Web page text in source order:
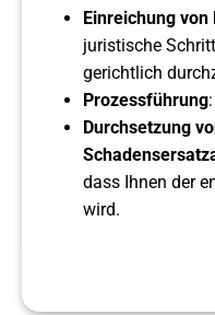
Einreichung von
juristische
gerichtlich
Prozessführung
Durchsetzung
dass Ihnen der
wird.